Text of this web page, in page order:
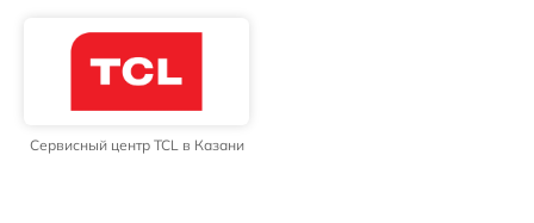
Сервисный центр TCL в Казани